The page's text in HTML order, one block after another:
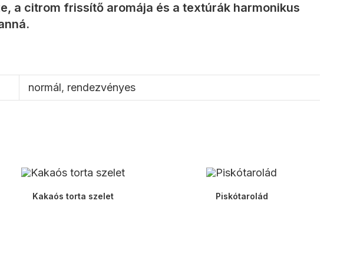
a citrom frissítő aromája és a textúrák harmonikus
normál, rendezvényes
Kakaós torta szelet Piskótarolád